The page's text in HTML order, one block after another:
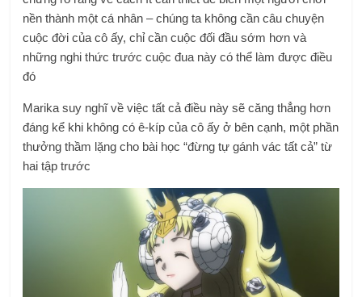
nền thành một cá nhân – chúng ta không cần câu chuyện
cuộc đời của cô ấy, chỉ cần cuộc đối đầu sớm hơn và
những nghi thức trước cuộc đua này có thể làm được điều
đó
Marika suy nghĩ về việc tất cả điều này sẽ căng thẳng hơn
đáng kể khi không có ê-kíp của cô ấy ở bên cạnh, một phần
thưởng thầm lặng cho bài học “đừng tự gánh vác tất cả” từ
hai tập trước